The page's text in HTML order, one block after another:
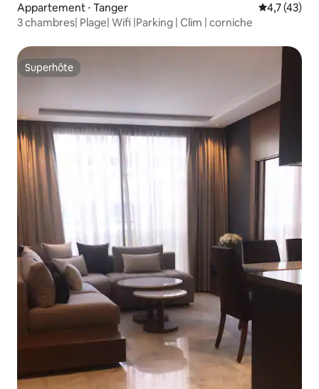
Appartement ⋅ Tanger Évaluation
4,7 (43)
3 chambres| Plage| Wifi |Parking | Clim | corniche
Superhôte
Superhôte